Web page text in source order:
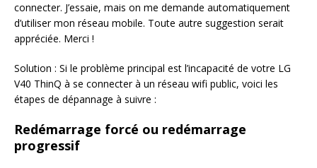
connecter. J’essaie, mais on me demande automatiquement
d’utiliser mon réseau mobile. Toute autre suggestion serait
appréciée. Merci !
Solution : Si le problème principal est l’incapacité de votre LG
V40 ThinQ à se connecter à un réseau wifi public, voici les
étapes de dépannage à suivre :
Redémarrage forcé ou redémarrage
progressif